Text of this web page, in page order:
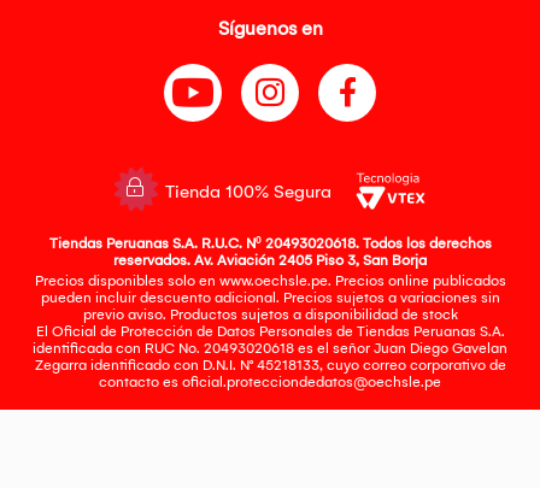
Síguenos en
Tienda 100% Segura
Tiendas Peruanas S.A. R.U.C. Nº 20493020618. Todos los derechos
reservados. Av. Aviación 2405 Piso 3, San Borja
Precios disponibles solo en www.oechsle.pe. Precios online publicados
pueden incluir descuento adicional. Precios sujetos a variaciones sin
previo aviso. Productos sujetos a disponibilidad de stock
El Oficial de Protección de Datos Personales de Tiendas Peruanas S.A.
identificada con RUC No. 20493020618 es el señor Juan Diego Gavelan
Zegarra identificado con D.N.I. N° 45218133, cuyo correo corporativo de
contacto es oficial.protecciondedatos@oechsle.pe